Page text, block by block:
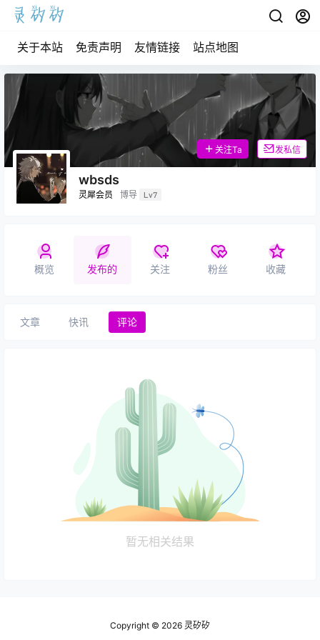
关于本站 免责声明 友情链接 站点地图
wbsds
灵犀会员 博导 Lv7
关注Ta 发私信
概览 发布的 关注 粉丝 收藏
文章 快讯 评论
暂无相关结果
Copyright © 2026 灵矽矽